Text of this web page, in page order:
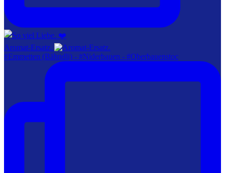
Aromat-Ersatz.
#Emmetten (Bähndli) - #Niderbauen - #Oberbauenstoc